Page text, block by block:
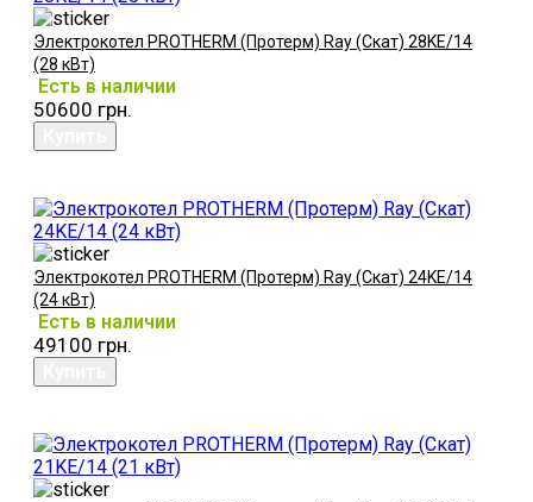
Электрокотел PROTHERM (Протерм) Ray (Скат) 28KE/14
(28 кВт)
Есть в наличии
50600 грн.
Электрокотел PROTHERM (Протерм) Ray (Скат) 24KE/14
(24 кВт)
Есть в наличии
49100 грн.